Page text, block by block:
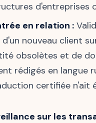
d'entreprises
en relation :
nouveau client
obsolètes et de
rédigés en langue
certifiée n'ait
sur les